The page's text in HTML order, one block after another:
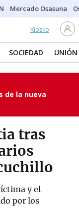
Mercado Osasuna
Kiosko
SOCIEDAD UNIÓN
de la nueva
tras
y el
por los